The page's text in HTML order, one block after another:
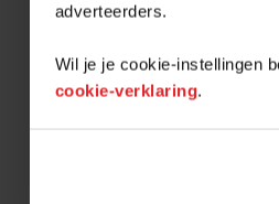
adverteerders.
Wil je je cookie-instellingen
cookie-verklaring.
De kosten voor
Bijvoorbeeld de
kadaster.
hoef je als